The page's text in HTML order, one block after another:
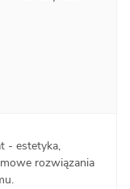
- estetyka,
rozwiązania